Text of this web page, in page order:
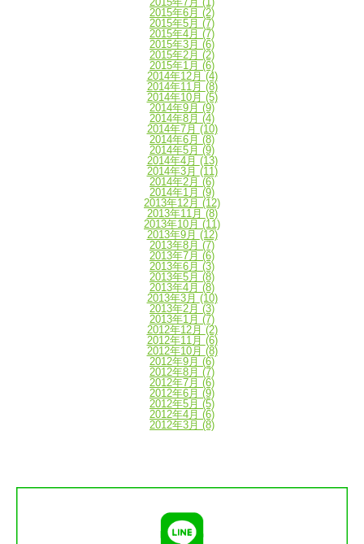
2015年6月 (2)
2015年5月 (7)
2015年4月 (7)
2015年3月 (6)
2015年2月 (2)
2015年1月 (6)
2014年12月 (4)
2014年11月 (8)
2014年10月 (5)
2014年9月 (9)
2014年8月 (4)
2014年7月 (10)
2014年6月 (8)
2014年5月 (9)
2014年4月 (13)
2014年3月 (11)
2014年2月 (6)
2014年1月 (9)
2013年12月 (12)
2013年11月 (8)
2013年10月 (11)
2013年9月 (12)
2013年8月 (7)
2013年7月 (6)
2013年6月 (3)
2013年5月 (8)
2013年4月 (8)
2013年3月 (10)
2013年2月 (3)
2013年1月 (7)
2012年12月 (2)
2012年11月 (6)
2012年10月 (8)
2012年9月 (6)
2012年8月 (7)
2012年7月 (6)
2012年6月 (9)
2012年5月 (5)
2012年4月 (6)
2012年3月 (8)